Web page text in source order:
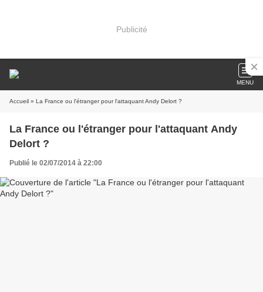
Publicité
MENU
Accueil » La France ou l'étranger pour l'attaquant Andy Delort ?
La France ou l'étranger pour l'attaquant Andy
Delort ?
Publié le 02/07/2014 à 22:00